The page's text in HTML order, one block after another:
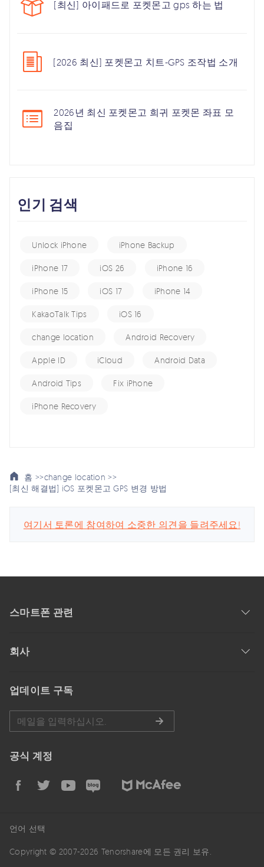
[최신] 아이패드로 포켓몬고 gps 하는 법
[2026 최신] 포켓몬고 치트-GPS 조작법 소개
2026년 최신 포켓몬고 희귀 포켓몬 좌표 모
음집
인기 검색
Unlock iPhone iPhone Backup
iPhone 17 iOS 26 iPhone 16
iPhone 15 iOS 17 iPhone 14
KakaoTalk Tips iOS 16
change location Android Recovery
Apple ID iCloud Android Data
Android Tips Fix iPhone
iPhone Recovery
홈 >>change location >>
[최신 해결법] iOS 포켓몬고 GPS 변경 방법
여기서 토론에 참여하여 소중한 의견을 들려주세요!
스마트폰 관련
회사
업데이트 구독
공식 계정
언어 선택
Copyright © 2007-2026 Tenorshare에 모든 권리 보유.